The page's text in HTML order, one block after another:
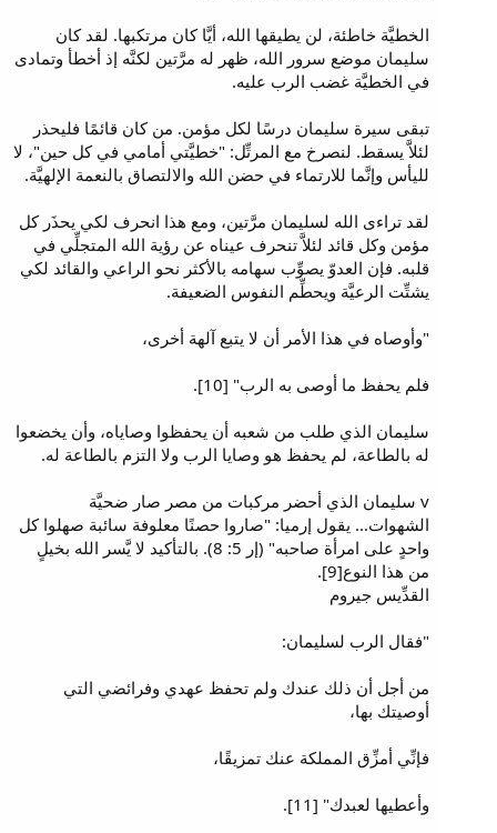
الخطيَّة خاطئة، لن يطيقها الله، أيَّا كان مرتكبها. لقد كان
سليمان موضع سرور الله، ظهر له مرَّتين لكنَّه إذ أخطأ وتمادى
في الخطيَّة غضب الرب عليه.
تبقى سيرة سليمان درسًا لكل مؤمن. من كان قائمًا فليحذر
لئلاَّ يسقط. لنصرخ مع المرتِّل: "خطيَّتي أمامي في كل حين"، لا
لليأس وإنَّما للارتماء في حضن الله والالتصاق بالنعمة الإلهيَّة.
لقد تراءى الله لسليمان مرَّتين، ومع هذا انحرف لكي يحذَر كل
مؤمن وكل قائد لئلاَّ تنحرف عيناه عن رؤية الله المتجلِّي في
قلبه. فإن العدوّ يصوِّب سهامه بالأكثر نحو الراعي والقائد لكي
يشتِّت الرعيَّة ويحطِّم النفوس الضعيفة.
"وأوصاه في هذا الأمر أن لا يتبع آلهة أخرى،
فلم يحفظ ما أوصى به الرب" [10].
سليمان الذي طلب من شعبه أن يحفظوا وصاياه، وأن يخضعوا
له بالطاعة، لم يحفظ هو وصايا الرب ولا التزم بالطاعة له.
v سليمان الذي أحضر مركبات من مصر صار ضحيَّة
الشهوات... يقول إرميا: "صاروا حصنًا معلوفة سائبة صهلوا كل
واحدٍ على امرأة صاحبه" (إر 5: 8). بالتأكيد لا يَّسر الله بخيلٍ
من هذا النوع[9].
القدِّيس جيروم
"فقال الرب لسليمان:
من أجل أن ذلك عندك ولم تحفظ عهدي وفرائضي التي
أوصيتك بها،
فإنِّي أمزِّق المملكة عنك تمزيقًا،
وأعطيها لعبدك" [11].